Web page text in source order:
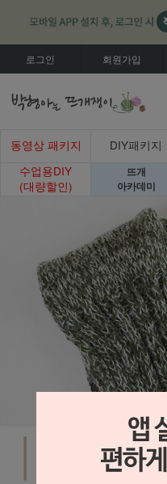
로그인 회원가입
동영상 패키지 DIY패키지
수업용DIY
(대량할인)
뜨개
아카데미